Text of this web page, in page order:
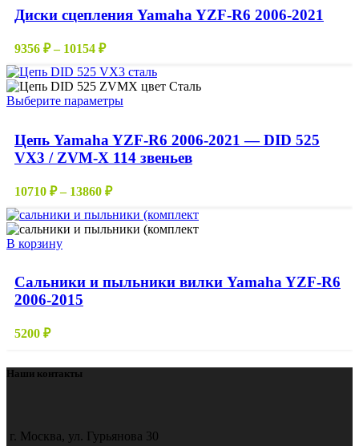
несколько
выбрать
на
странице
Диски сцепления Yamaha YZF-R6 2006-2021
9356 ₽ – 10154 ₽Диапазон
9356 ₽
–
10154 ₽
Выберите параметрыЭтот
несколько
вариаций.
на
странице
Цепь Yamaha YZF-R6 2006-2021 — DID 525
VX3 / ZVM-X 114 звеньев
10710 ₽ – 13860 ₽Диапазон
10710 ₽
–
В корзину
Сальники и пыльники вилки Yamaha YZF-R6
2006-2015
5200 ₽
Наши контакты
г. Москва, ул. Гурьянова 30